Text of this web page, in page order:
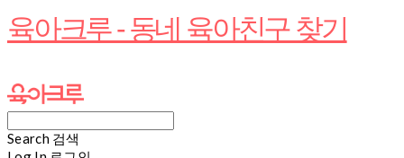
육아크루 - 동네 육아친구 찾기
Search 검색